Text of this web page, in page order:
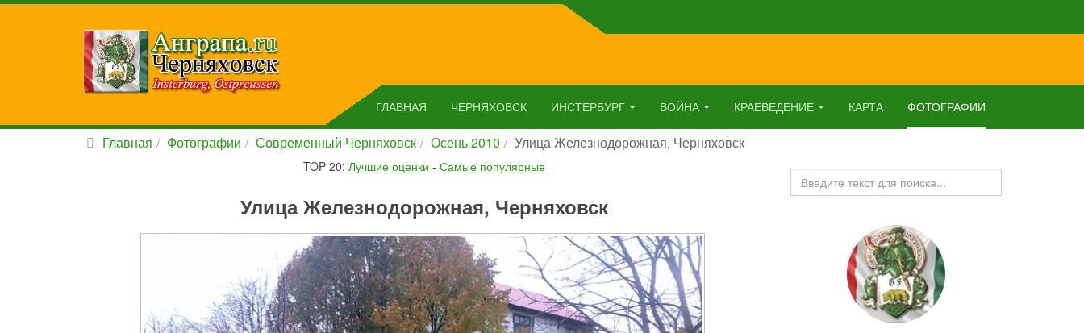
ГЛАВНАЯ ЧЕРНЯХОВСК ИНСТЕРБУРГ ВОЙНА КРАЕВЕДЕНИЕ КАРТА ФОТОГРАФИИ
Главная Фотографии Современный Черняховск Осень 2010 Улица Железнодорожная, Черняховск
TOP 20: Лучшие оценки - Самые популярные
Улица Железнодорожная, Черняховск
Искать...